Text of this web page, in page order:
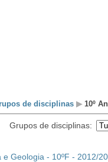
de disciplinas ▶10º
Grupos de disciplinas:
e Geologia - 10ºF - 2012/